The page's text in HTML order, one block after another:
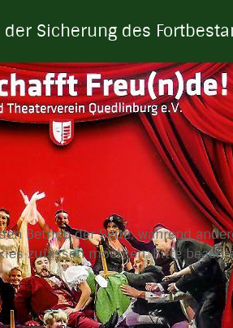
Sicherung des
Betrieb der Seite, während
zulassen möchten. Bitte